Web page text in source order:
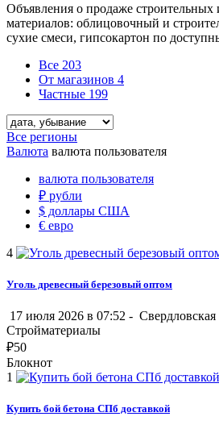
Объявления о продаже строительных
материалов: облицовочный и
сухие смеси, гипсокартон по
Все 203
От магазинов 4
Частные 199
Все регионы
Валюта валюта пользователя
валюта пользователя
₽ рубли
$ доллары США
€ евро
4
Уголь древесный березовый оптом
17 июля 2026 в 07:52 - Свердловская
Стройматериалы
₽50
Блокнот
1
Купить бой бетона СПб доставкой